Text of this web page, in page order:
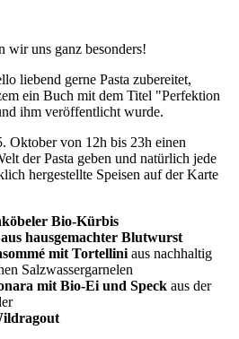
wir uns ganz besonders!
liebend gerne Pasta zubereitet,
ein Buch mit dem Titel "Perfektion
ihm veröffentlicht wurde.
Oktober von 12h bis 23h einen
der Pasta geben und natürlich jede
hergestellte Speisen auf der Karte
Bio-Kürbis
hausgemachter Blutwurst
mit Tortellini aus nachhaltig
Salzwassergarnelen
mit Bio-Ei und Speck aus der